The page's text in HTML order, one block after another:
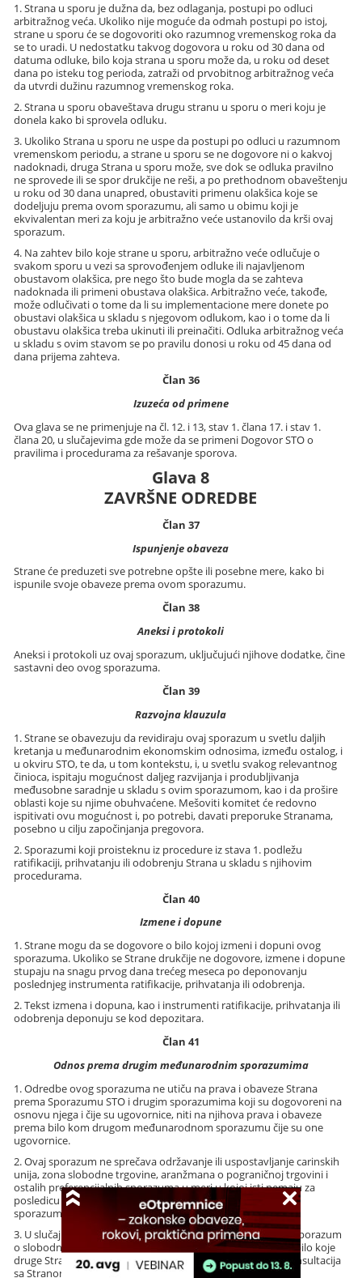
1. Strana u sporu je dužna da, bez odlaganja, postupi po odluci
arbitražnog veća. Ukoliko nije moguće da odmah postupi po istoj,
strane u sporu će se dogovoriti oko razumnog vremenskog roka da
se to uradi. U nedostatku takvog dogovora u roku od 30 dana od
datuma odluke, bilo koja strana u sporu može da, u roku od deset
dana po isteku tog perioda, zatraži od prvobitnog arbitražnog veća
da utvrdi dužinu razumnog vremenskog roka.
2. Strana u sporu obaveštava drugu stranu u sporu o meri koju je
donela kako bi sprovela odluku.
3. Ukoliko Strana u sporu ne uspe da postupi po odluci u razumnom
vremenskom periodu, a strane u sporu se ne dogovore ni o kakvoj
nadoknadi, druga Strana u sporu može, sve dok se odluka pravilno
ne sprovede ili se spor drukčije ne reši, a po prethodnom obaveštenju
u roku od 30 dana unapred, obustaviti primenu olakšica koje se
dodeljuju prema ovom sporazumu, ali samo u obimu koji je
ekvivalentan meri za koju je arbitražno veće ustanovilo da krši ovaj
sporazum.
4. Na zahtev bilo koje strane u sporu, arbitražno veće odlučuje o
svakom sporu u vezi sa sprovođenjem odluke ili najavljenom
obustavom olakšica, pre nego što bude mogla da se zahteva
nadoknada ili primeni obustava olakšica. Arbitražno veće, takođe,
može odlučivati o tome da li su implementacione mere donete po
obustavi olakšica u skladu s njegovom odlukom, kao i o tome da li
obustavu olakšica treba ukinuti ili preinačiti. Odluka arbitražnog veća
u skladu s ovim stavom se po pravilu donosi u roku od 45 dana od
dana prijema zahteva.
Član 36
Izuzeća od primene
Ova glava se ne primenjuje na čl. 12. i 13, stav 1. člana 17. i stav 1.
člana 20, u slučajevima gde može da se primeni Dogovor STO o
pravilima i procedurama za rešavanje sporova.
Glava 8
ZAVRŠNE ODREDBE
Član 37
Ispunjenje obaveza
Strane će preduzeti sve potrebne opšte ili posebne mere, kako bi
ispunile svoje obaveze prema ovom sporazumu.
Član 38
Aneksi i protokoli
Aneksi i protokoli uz ovaj sporazum, uključujući njihove dodatke, čine
sastavni deo ovog sporazuma.
Član 39
Razvojna klauzula
1. Strane se obavezuju da revidiraju ovaj sporazum u svetlu daljih
kretanja u međunarodnim ekonomskim odnosima, između ostalog, i
u okviru STO, te da, u tom kontekstu, i, u svetlu svakog relevantnog
činioca, ispitaju mogućnost daljeg razvijanja i produbljivanja
međusobne saradnje u skladu s ovim sporazumom, kao i da prošire
oblasti koje su njime obuhvaćene. Mešoviti komitet će redovno
ispitivati ovu mogućnost i, po potrebi, davati preporuke Stranama,
posebno u cilju započinjanja pregovora.
2. Sporazumi koji proisteknu iz procedure iz stava 1. podležu
ratifikaciji, prihvatanju ili odobrenju Strana u skladu s njihovim
procedurama.
Član 40
Izmene i dopune
1. Strane mogu da se dogovore o bilo kojoj izmeni i dopuni ovog
sporazuma. Ukoliko se Strane drukčije ne dogovore, izmene i dopune
stupaju na snagu prvog dana trećeg meseca po deponovanju
poslednjeg instrumenta ratifikacije, prihvatanja ili odobrenja.
2. Tekst izmena i dopuna, kao i instrumenti ratifikacije, prihvatanja ili
odobrenja deponuju se kod depozitara.
Član 41
Odnos prema drugim međunarodnim sporazumima
1. Odredbe ovog sporazuma ne utiču na prava i obaveze Strana
prema Sporazumu STO i drugim sporazumima koji su dogovoreni na
osnovu njega i čije su ugovornice, niti na njihova prava i obaveze
prema bilo kom drugom međunarodnom sporazumu čije su one
ugovornice.
2. Ovaj sporazum ne sprečava održavanje ili uspostavljanje carinskih
unija, zona slobodne trgovine, aranžmana o pograničnoj trgovini i
ostalih preferencijalnih sporazuma u meri u kojoj isti nemaju za
posledicu menjanje trgovinskih dogovora predviđenih ovim
sporazumom.
3. U slučaju da jedna Strana uđe u carinsku uniju ili zaključi sporazum
o slobodnoj trgovini sa trećom stranom, ona će, na zahtev bilo koje
druge Strane, pružiti odgovarajuću priliku za održavanje konsultacija
sa Stranom koja je taj zahtev podnela.